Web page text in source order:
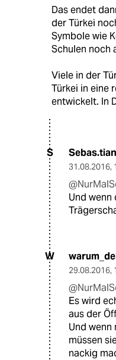
Das endet
der Türkei
Symbole wie
Schulen noch
Viele in der
Türkei in eine
entwickelt. In
S Sebas.tian
31.08.2016,
Und
W
29.08.2016,
Es wird
aus der
Und wenn
müssen
nackig